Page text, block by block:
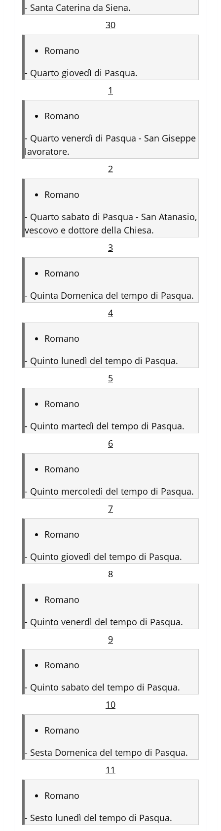
- Santa Caterina da Siena.
30
Romano
- Quarto giovedì di Pasqua.
1
Romano
- Quarto venerdì di Pasqua - San Giseppe
lavoratore.
2
Romano
- Quarto sabato di Pasqua - San Atanasio,
vescovo e dottore della Chiesa.
3
Romano
- Quinta Domenica del tempo di Pasqua.
4
Romano
- Quinto lunedì del tempo di Pasqua.
5
Romano
- Quinto martedì del tempo di Pasqua.
6
Romano
- Quinto mercoledì del tempo di Pasqua.
7
Romano
- Quinto giovedì del tempo di Pasqua.
8
Romano
- Quinto venerdì del tempo di Pasqua.
9
Romano
- Quinto sabato del tempo di Pasqua.
10
Romano
- Sesta Domenica del tempo di Pasqua.
11
Romano
- Sesto lunedì del tempo di Pasqua.